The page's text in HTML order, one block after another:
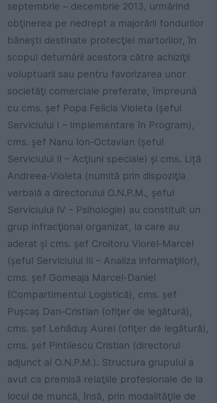
septembrie – decembrie 2013, urmărind
obţinerea pe nedrept a majorării fondurilor
băneşti destinate protecţiei martorilor, în
scopul deturnării acestora către achiziţii
voluptuarii sau pentru favorizarea unor
societăţi comerciale preferate, împreună
cu cms. şef Popa Felicia Violeta (şeful
Serviciului I – Implementare în Program),
cms. şef Nanu Ion-Octavian (şeful
Serviciului II – Acţiuni speciale) şi cms. Liță
Andreea-Violeta (numită prin dispoziţia
verbală a directorului O.N.P.M., şeful
Serviciului IV - Psihologie) au constituit un
grup infracţional organizat, la care au
aderat şi cms. şef Croitoru Viorel-Marcel
(şeful Serviciului III – Analiza informaţiilor),
cms. şef Gomeaja Marcel-Daniel
(Compartimentul Logistică), cms. şef
Pușcaș Dan-Cristian (ofiţer de legătură),
cms. şef Lehăduș Aurel (ofiţer de legătură),
cms. şef Pintilescu Cristian (directorul
adjunct al O.N.P.M.). Structura grupului a
avut ca premisă relaţiile profesionale de la
locul de muncă, însă, prin modalităţile de